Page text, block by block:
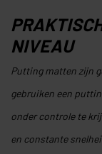
NIVEAU
Putting matten zijn
gebruiken een
onder controle te
en constante